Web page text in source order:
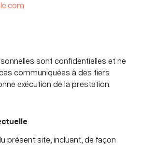
sont confidentielles et ne
communiquées à des tiers
exécution de la prestation.
présent site, incluant, de façon